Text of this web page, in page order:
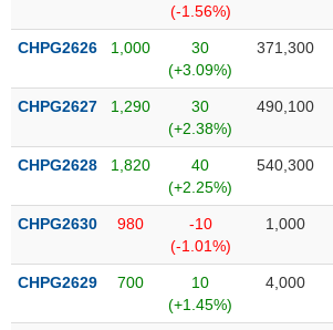
lý
thị
(-1.56%)
CHPG2626 1,000
30
(+3.09%)
371,300
CHPG2627 1,290
30
(+2.38%)
490,100
CHPG2628 1,820
40
(+2.25%)
540,300
CHPG2630 980
-10
(-1.01%)
1,000
CHPG2629 700
10
(+1.45%)
4,000
TIÊU
DÙNG
THIẾT
DÙNG